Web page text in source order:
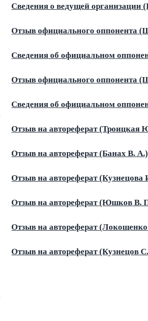
Сведения о ведущей организации
Отзыв официального оппонента
Сведения об официальном
Отзыв официального оппонента
Сведения об официальном
Отзыв на автореферат (Троицкая
Отзыв на автореферат (Банах В. А.)
Отзыв на автореферат (Кузнецова
Отзыв на автореферат (Юшков В.
Отзыв на автореферат
Отзыв на автореферат (Кузнецов